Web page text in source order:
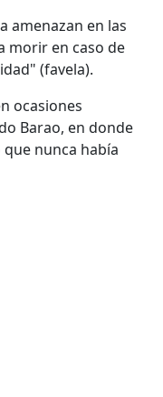
amenazan en las
morir en caso de
(favela).
ocasiones
Barao, en donde
nunca había